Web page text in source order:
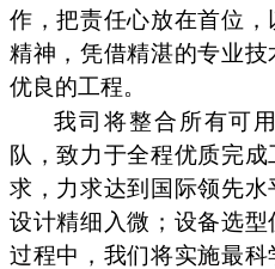
作，把责任心放在首位
精神，凭借精湛的专业
优良的工程。
我司将整合所有可
队，致力于全程优质完
求，力求达到国际领先
设计精细入微；设备选
过程中，我们将实施最